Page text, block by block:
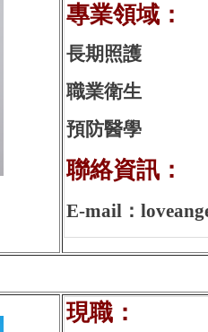
專業領域：
長期照護
職業衛生
預防醫學
聯絡資訊：
E-mail：
現